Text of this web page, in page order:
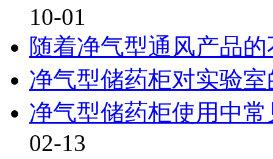
10-01
随着净气型通风产品
净气型储药柜对实验
净气型储药柜使用中
02-13